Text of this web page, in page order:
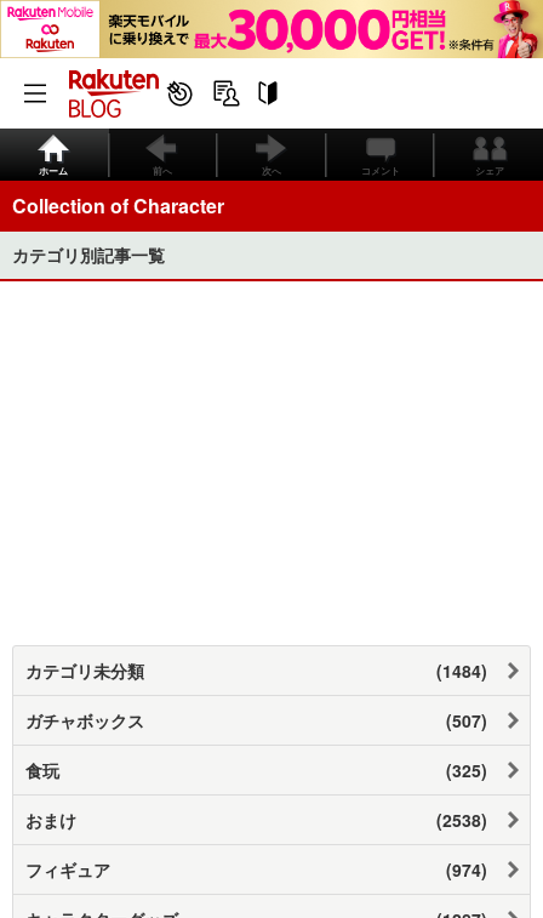
ホーム 前へ 次へ コメント シェア
Collection of Character
カテゴリ別記事一覧
カテゴリ未分類 (1484)
ガチャボックス (507)
食玩 (325)
おまけ (2538)
フィギュア (974)